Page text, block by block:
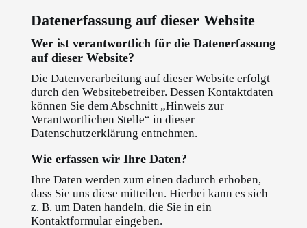
Datenerfassung auf dieser Website
Wer ist verantwortlich für die Datenerfassung
auf dieser Website?
Die Datenverarbeitung auf dieser Website erfolgt
durch den Websitebetreiber. Dessen Kontaktdaten
können Sie dem Abschnitt „Hinweis zur
Verantwortlichen Stelle“ in dieser
Datenschutzerklärung entnehmen.
Wie erfassen wir Ihre Daten?
Ihre Daten werden zum einen dadurch erhoben,
dass Sie uns diese mitteilen. Hierbei kann es sich
z. B. um Daten handeln, die Sie in ein
Kontaktformular eingeben.